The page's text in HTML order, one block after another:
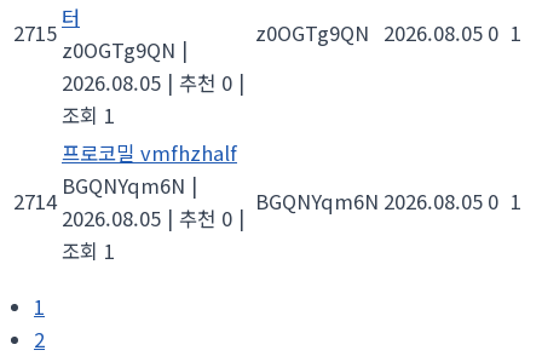
2715
터
z0OGTg9QN |
2026.08.05 | 추천 0 |
조회 1
z0OGTg9QN 2026.08.05 0 1
2714
프로코밀 vmfhzhalf
BGQNYqm6N |
2026.08.05 | 추천 0 |
조회 1
BGQNYqm6N 2026.08.05 0 1
1
2